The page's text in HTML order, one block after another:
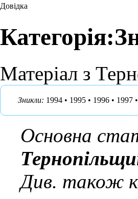
Довідка
Матеріал з
Зникли: 1994 • 1995 • 1996 • 1997 •
Основна
Див. також